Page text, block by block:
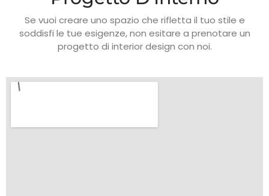
Se vuoi creare uno spazio che rifletta il tuo stile e
soddisfi le tue esigenze, non esitare a prenotare un
progetto di interior design con noi.